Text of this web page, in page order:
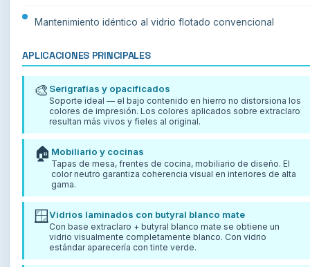
Mantenimiento idéntico al vidrio flotado convencional
APLICACIONES PRINCIPALES
🎨 Serigrafías y opacificados
Soporte ideal — el bajo contenido en hierro no distorsiona los
colores de impresión. Los colores aplicados sobre extraclaro
resultan más vivos y fieles al original.
🏠 Mobiliario y cocinas
Tapas de mesa, frentes de cocina, mobiliario de diseño. El
color neutro garantiza coherencia visual en interiores de alta
gama.
🪟Vidrios laminados con butyral blanco mate
Con base extraclaro + butyral blanco mate se obtiene un
vidrio visualmente completamente blanco. Con vidrio
estándar aparecería con tinte verde.